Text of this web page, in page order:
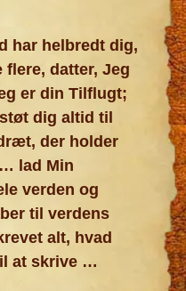
har helbredt dig,
flere, datter, Jeg
er din Tilflugt;
dig altid til
der holder
lad Min
verden og
til verdens
alt, hvad
at skrive …